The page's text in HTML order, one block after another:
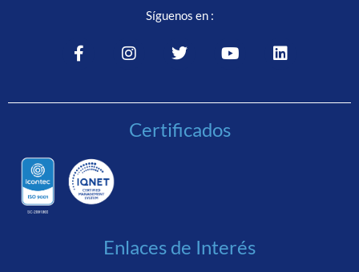
Síguenos en :
Certificados
Enlaces de Interés